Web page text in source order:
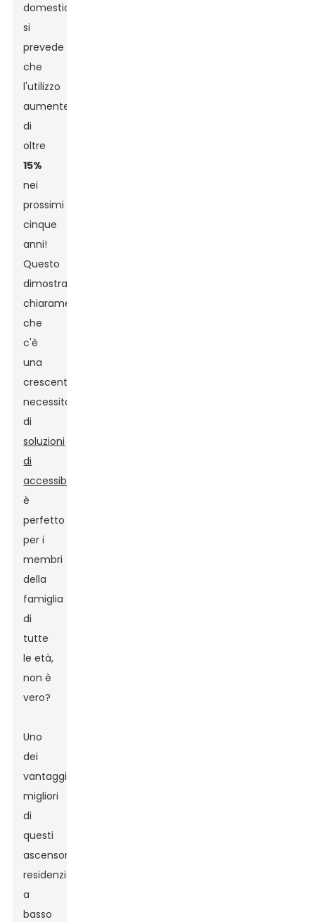
domestici:
si
prevede
che
l'utilizzo
aumenterà
di
oltre
15%
nei
prossimi
cinque
anni!
Questo
dimostra
chiaramente
che
c'è
una
crescente
necessità
di
soluzioni
di
accessibilità
è
perfetto
per i
membri
della
famiglia
di
tutte
le età,
non è
vero?
Uno
dei
vantaggi
migliori
di
questi
ascensori
residenziali
a
basso